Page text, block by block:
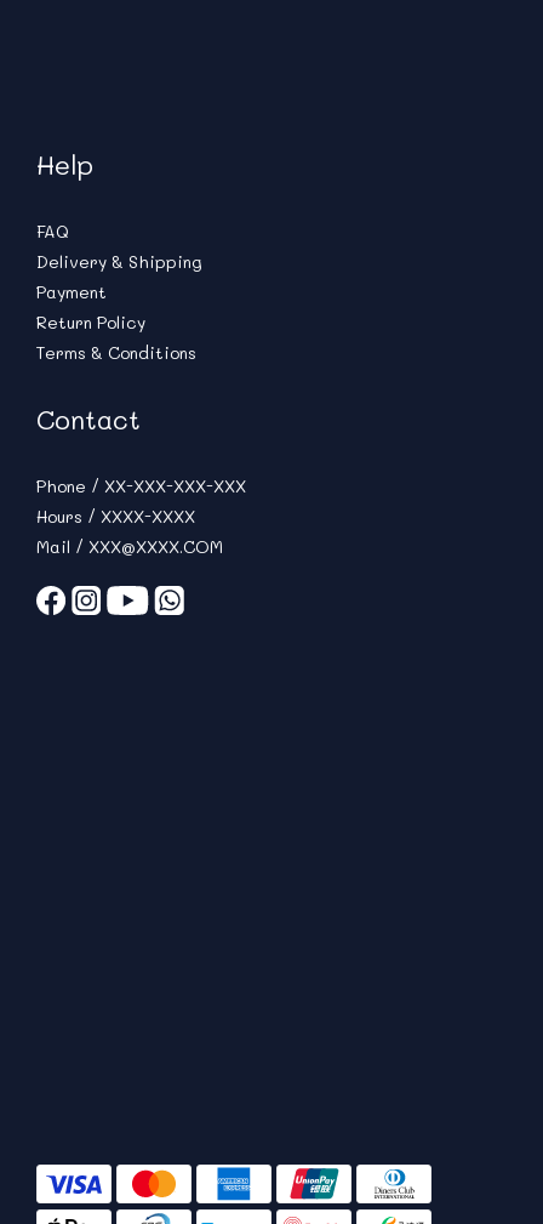
Help
FAQ
Delivery & Shipping
Payment
Return Policy
Terms & Conditions
Contact
Phone / XX-XXX-XXX-XXX
Hours / XXXX-XXXX
Mail / XXX@XXXX.COM